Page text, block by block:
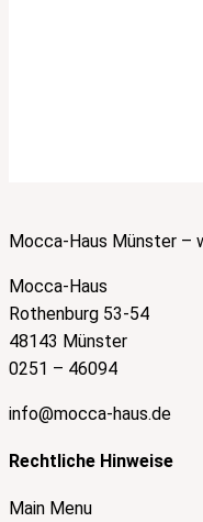
Mocca-Haus Münster –
Mocca-Haus
Rothenburg 53-54
48143 Münster
0251 – 46094
info@mocca-haus.de
Rechtliche Hinweise
Main Menu